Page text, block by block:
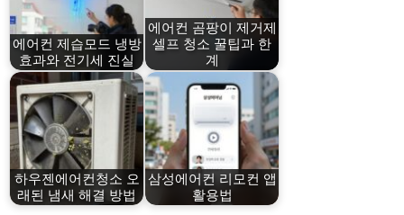
에어컨 제습모드 냉방
효과와 전기세 진실
에어컨 곰팡이 제거제
셀프 청소 꿀팁과 한
계
하우젠에어컨청소 오
래된 냄새 해결 방법
삼성에어컨 리모컨 앱
활용법